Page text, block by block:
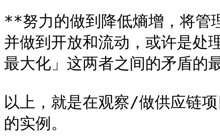
**努力的做到降低熵增，将管
并做到开放和流动，或许是处
最大化」这两者之间的矛盾的
以上，就是在观察/做供应链
的实例。